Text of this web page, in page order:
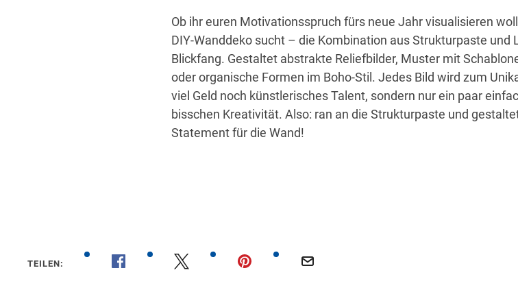
Ob ihr euren Motivationsspruch fürs neue Jahr visualisieren
DIY-Wanddeko sucht – die Kombination aus Strukturpaste und
Blickfang. Gestaltet abstrakte Reliefbilder, Muster mit
oder organische Formen im Boho-Stil. Jedes Bild wird zum
viel Geld noch künstlerisches Talent, sondern nur ein paar
bisschen Kreativität. Also: ran an die Strukturpaste und
Statement für die Wand!
00:24
TEILEN: